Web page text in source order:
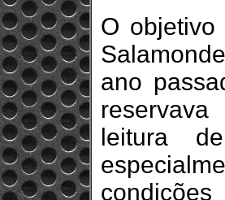
O
ano
leitura